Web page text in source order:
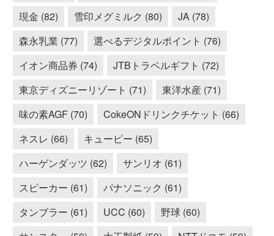
現金 (82)
雪印メグミルク (80)
JA (78)
森永乳業 (77)
選べるデジタルポイント (76)
イオン商品券 (74)
JTBトラベルギフト (72)
東京ディズニーリゾート (71)
東洋水産 (71)
味の素AGF (70)
CokeONドリンクチケット (66)
ネスレ (66)
キューピー (65)
ハーゲンダッツ (62)
サンリオ (61)
スピーカー (61)
パナソニック (61)
タンブラー (61)
UCC (60)
野球 (60)